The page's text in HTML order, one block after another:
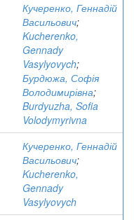
Кучеренко, Геннадій
Васильович;
Kucherenko,
Gennady
Vasylyovych;
Бурдюжа, Софія
Володимирівна;
Burdyuzha, Sofia
Volodymyrivna
Кучеренко, Геннадій
Васильович;
Kucherenko,
Gennady
Vasylyovych